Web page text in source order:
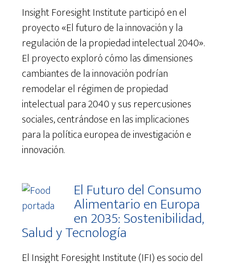
Insight Foresight Institute participó en el
proyecto «El futuro de la innovación y la
regulación de la propiedad intelectual 2040».
El proyecto exploró cómo las dimensiones
cambiantes de la innovación podrían
remodelar el régimen de propiedad
intelectual para 2040 y sus repercusiones
sociales, centrándose en las implicaciones
para la política europea de investigación e
innovación.
El Futuro del Consumo
Alimentario en Europa
en 2035: Sostenibilidad,
Salud y Tecnología
El Insight Foresight Institute (IFI) es socio del